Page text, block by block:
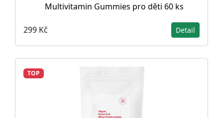
Multivitamin Gummies pro děti 60 ks
299 Kč Detail
TOP